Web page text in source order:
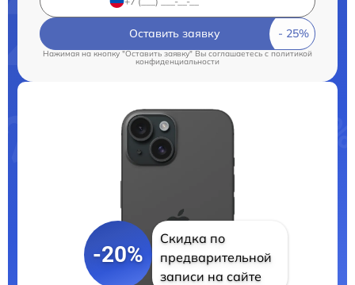
Оставить заявку
Нажимая на кнопку "Оставить заявку" Вы соглашаетесь cполитикой
конфиденциальности
-20%
Скидка по
предварительной
записи на сайте